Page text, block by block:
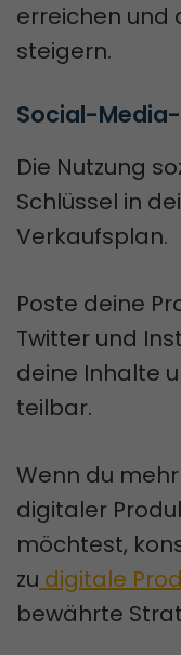
erreichen und
steigern.
Social-
Die Nutzung
Schlüssel in
Verkaufsplan.
Poste deine
Twitter und
deine Inhalte
teilbar.
Wenn du
digitaler
möchtest,
zu digitale
bewährte